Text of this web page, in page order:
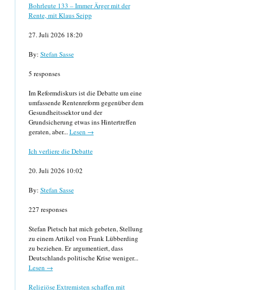
Bohrleute 133 – Immer Ärger mit der
Rente, mit Klaus Seipp
27. Juli 2026 18:20
By: Stefan Sasse
5 responses
Im Reformdiskurs ist die Debatte um eine
umfassende Rentenreform gegenüber dem
Gesundheitssektor und der
Grundsicherung etwas ins Hintertreffen
geraten, aber...Lesen →
Ich verliere die Debatte
20. Juli 2026 10:02
By: Stefan Sasse
227 responses
Stefan Pietsch hat mich gebeten, Stellung
zu einem Artikel von Frank Lübberding
zu beziehen. Er argumentiert, dass
Deutschlands politische Krise weniger...
Lesen →
Religiöse Extremisten schaffen mit